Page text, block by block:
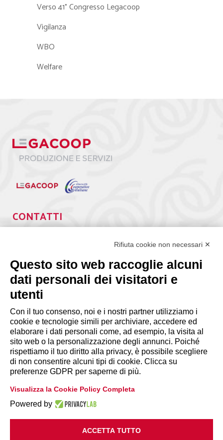
Verso 41° Congresso Legacoop
Vigilanza
WBO
Welfare
CONTATTI
segreteria@lps.coop
INFORMAZIONI
Disclaimer
Privacy Policy
Cookie Policy|Modifica preferenze
Rifiuta cookie non necessari ✕
Questo sito web raccoglie alcuni
dati personali dei visitatori e
utenti
Con il tuo consenso, noi e i nostri partner utilizziamo i
cookie e tecnologie simili per archiviare, accedere ed
elaborare i dati personali come, ad esempio, la visita al
sito web o la personalizzazione degli annunci. Poiché
rispettiamo il tuo diritto alla privacy, è possibile scegliere
di non consentire alcuni tipi di cookie. Clicca su
preferenze GDPR per saperne di più.
Visualizza la Cookie Policy Completa
Powered by
ACCETTA TUTTO